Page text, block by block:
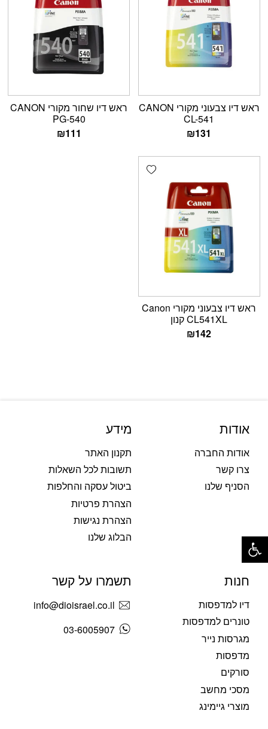
ראש דיו צבעוני מקורי CANON
CL-541
₪131
ראש דיו שחור מקורי CANON
PG-540
₪111
Add wishlist
ראש דיו צבעוני מקורי Canon
CL541XL קנון
₪142
אודות
אודות החברה
צרו קשר
הסניף שלנו
מידע
תקנון האתר
תשובות לכל השאלות
ביטול עסקה והחלפות
הצהרת פרטיות
הצהרת נגישות
הבלוג שלנו
חנות
דיו למדפסות
טונרים למדפסות
מגרסות נייר
מדפסות
סורקים
מסכי מחשב
מוצרי גיימינג
תשמרו על קשר
info@dioisrael.co.il
03-6005907
פתח סרגל נגישות